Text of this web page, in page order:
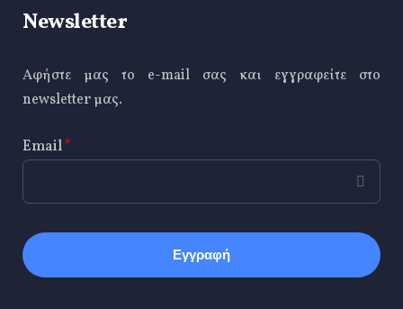
Newsletter
Αφήστε μας το e-mail σας και εγγραφείτε στο
newsletter μας.
Email*
CAPTCHA
This
question is